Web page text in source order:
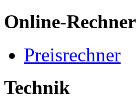
Online-Rechner
Preisrechner
Technik